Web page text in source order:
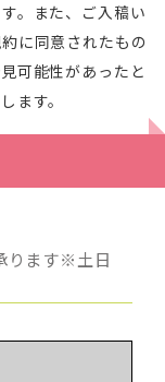
。また、ご入稿い
に同意されたもの
可能性があったと
ます。
ります※土日